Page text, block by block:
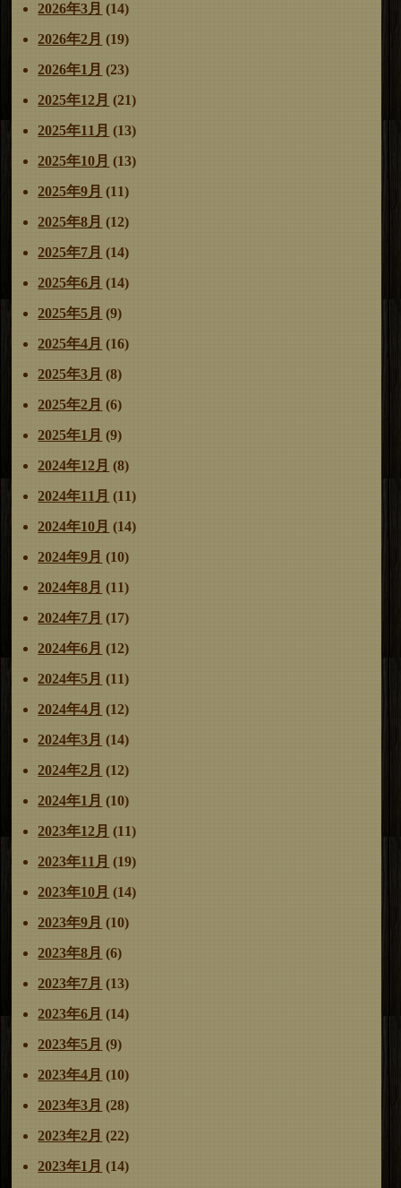
2026年3月 (14)
2026年2月 (19)
2026年1月 (23)
2025年12月 (21)
2025年11月 (13)
2025年10月 (13)
2025年9月 (11)
2025年8月 (12)
2025年7月 (14)
2025年6月 (14)
2025年5月 (9)
2025年4月 (16)
2025年3月 (8)
2025年2月 (6)
2025年1月 (9)
2024年12月 (8)
2024年11月 (11)
2024年10月 (14)
2024年9月 (10)
2024年8月 (11)
2024年7月 (17)
2024年6月 (12)
2024年5月 (11)
2024年4月 (12)
2024年3月 (14)
2024年2月 (12)
2024年1月 (10)
2023年12月 (11)
2023年11月 (19)
2023年10月 (14)
2023年9月 (10)
2023年8月 (6)
2023年7月 (13)
2023年6月 (14)
2023年5月 (9)
2023年4月 (10)
2023年3月 (28)
2023年2月 (22)
2023年1月 (14)